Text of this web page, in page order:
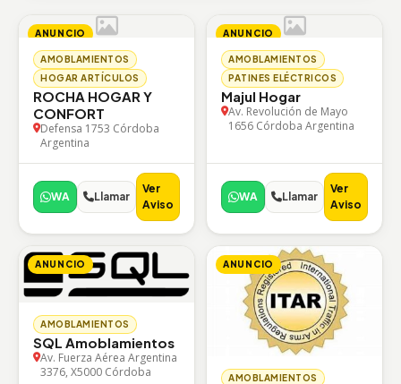
ANUNCIO
AMOBLAMIENTOS
HOGAR ARTÍCULOS
ROCHA HOGAR Y
CONFORT
Defensa 1753 Córdoba
Argentina
WA Llamar
Ver
Aviso
ANUNCIO
AMOBLAMIENTOS
PATINES ELÉCTRICOS
Majul Hogar
Av. Revolución de Mayo
1656 Córdoba Argentina
WA Llamar
Ver
Aviso
ANUNCIO
AMOBLAMIENTOS
SQL Amoblamientos
Av. Fuerza Aérea Argentina
3376, X5000 Córdoba
ANUNCIO
AMOBLAMIENTOS